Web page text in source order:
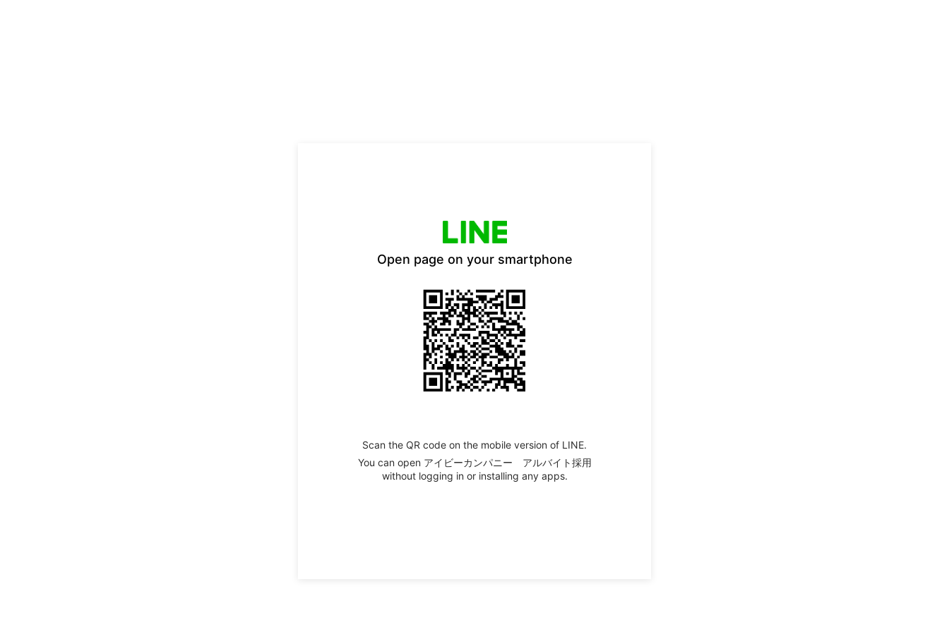
Open page on your smartphone
Scan the QR code on the mobile version of LINE.
You can open アイビーカンパニー アルバイト採用
without logging in or installing any apps.